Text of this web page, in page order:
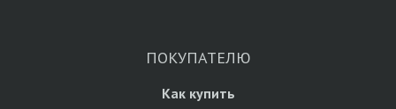
ПОКУПАТЕЛЮ
Как купить